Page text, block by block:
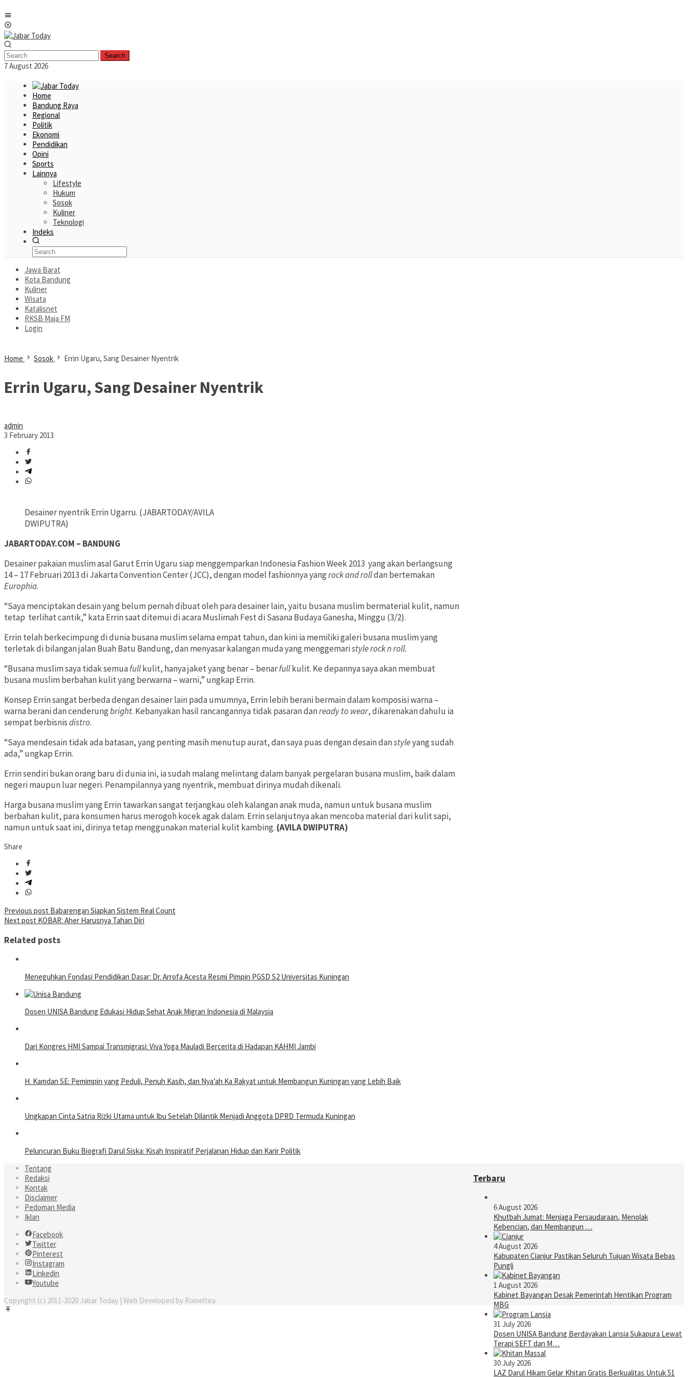
to
content
Search
7 August 2026
Home
Bandung Raya
Regional
Politik
Ekonomi
Pendidikan
Opini
Sports
Lainnya
Lifestyle
Hukum
Sosok
Kuliner
Teknologi
Indeks
Jawa Barat
Kota Bandung
Kuliner
Wisata
Katalisnet
RKSB Maja FM
Login
Home Sosok Errin Ugaru, Sang Desainer Nyentrik
Errin Ugaru, Sang Desainer Nyentrik
admin
3 February 2013
Desainer nyentrik Errin Ugarru. (JABARTODAY/AVILA
DWIPUTRA)
JABARTODAY.COM – BANDUNG
Desainer pakaian muslim asal Garut Errin Ugaru siap menggemparkan Indonesia Fashion Week 2013 yang akan berlangsung
14 – 17 Februari 2013 di Jakarta Convention Center (JCC), dengan model fashionnya yangrock and rolldan bertemakan
Europhia.
“Saya menciptakan desain yang belum pernah dibuat oleh para desainer lain, yaitu busana muslim bermaterial kulit, namun
tetap terlihat cantik,” kata Errin saat ditemui di acara Muslimah Fest di Sasana Budaya Ganesha, Minggu (3/2).
Errin telah berkecimpung di dunia busana muslim selama empat tahun, dan kini ia memiliki galeri busana muslim yang
terletak di bilangan jalan Buah Batu Bandung, dan menyasar kalangan muda yang menggemaristyle rock n roll.
“Busana muslim saya tidak semuafullkulit, hanya jaket yang benar – benarfullkulit. Ke depannya saya akan membuat
busana muslim berbahan kulit yang berwarna – warni,” ungkap Errin.
Konsep Errin sangat berbeda dengan desainer lain pada umumnya, Errin lebih berani bermain dalam komposisi warna –
warna berani dan cenderungbright. Kebanyakan hasil rancangannya tidak pasaran danready to wear, dikarenakan dahulu ia
sempat berbisnisdistro.
“Saya mendesain tidak ada batasan, yang penting masih menutup aurat, dan saya puas dengan desain danstyleyang sudah
ada,” ungkap Errin.
Errin sendiri bukan orang baru di dunia ini, ia sudah malang melintang dalam banyak pergelaran busana muslim, baik dalam
negeri maupun luar negeri. Penampilannya yang nyentrik, membuat dirinya mudah dikenali.
Harga busana muslim yang Errin tawarkan sangat terjangkau oleh kalangan anak muda, namun untuk busana muslim
berbahan kulit, para konsumen harus merogoh kocek agak dalam. Errin selanjutnya akan mencoba material dari kulit sapi,
namun untuk saat ini, dirinya tetap menggunakan material kulit kambing. (AVILA DWIPUTRA)
Share
Post
navigation
Previous post Babarengan Siapkan Sistem Real Count
Next post KOBAR: Aher Harusnya Tahan Diri
Related posts
Meneguhkan Fondasi Pendidikan Dasar: Dr. Arrofa Acesta Resmi Pimpin PGSD S2 Universitas Kuningan
Dosen UNISA Bandung Edukasi Hidup Sehat Anak Migran Indonesia di Malaysia
Dari Kongres HMI Sampai Transmigrasi: Viva Yoga Mauladi Bercerita di Hadapan KAHMI Jambi
H. Kamdan SE: Pemimpin yang Peduli, Penuh Kasih, dan Nya’ah Ka Rakyat untuk Membangun Kuningan yang Lebih Baik
Ungkapan Cinta Satria Rizki Utama untuk Ibu Setelah Dilantik Menjadi Anggota DPRD Termuda Kuningan
Peluncuran Buku Biografi Darul Siska: Kisah Inspiratif Perjalanan Hidup dan Karir Politik
Terbaru
6 August 2026
Khutbah Jumat: Menjaga Persaudaraan, Menolak
Kebencian, dan Membangun …
4 August 2026
Kabupaten Cianjur Pastikan Seluruh Tujuan Wisata Bebas
Pungli
1 August 2026
Kabinet Bayangan Desak Pemerintah Hentikan Program
MBG
31 July 2026
Dosen UNISA Bandung Berdayakan Lansia Sukapura Lewat
Terapi SEFT dan M…
30 July 2026
LAZ Darul Hikam Gelar Khitan Gratis Berkualitas Untuk 51
Tentang
Redaksi
Kontak
Disclaimer
Pedoman Media
Iklan
Facebook
Twitter
Pinterest
Instagram
Linkedin
Youtube
Copyright (c) 2011-2020 Jabar Today | Web Developed by Romeltea